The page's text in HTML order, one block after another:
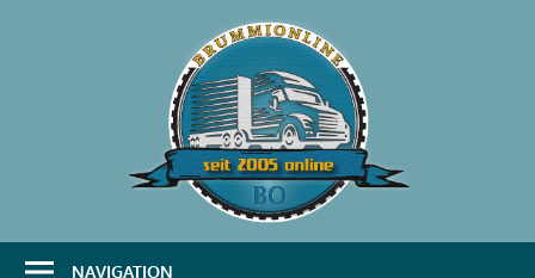
B
r
u
Das
Portal
für
Transport
und
NAVIGATION